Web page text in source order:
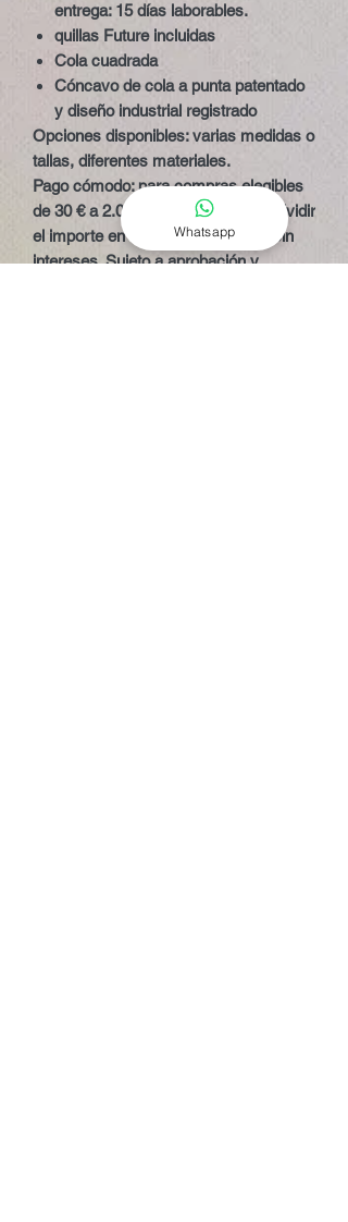
entrega: 15 días laborables.
quillas Future incluidas
Cola cuadrada
Cóncavo de cola a punta patentado
y diseño industrial registrado
Opciones disponibles:varias medidas o
tallas, diferentes materiales.
Pago cómodo:para compras elegibles
de 30 € a 2.000 €, PayPal permite dividir
el importe en 3 pagos mensuales sin
intereses. Sujeto a aprobación y
Whatsapp